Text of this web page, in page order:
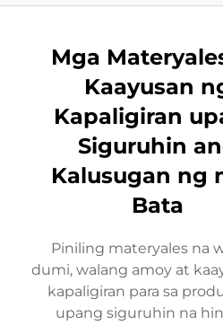
Mga
Kaayusan
Kapaligiran
Siguruhin
Kalusugan ng
Bata
Piniling materyales na
dumi, walang amoy at
kapaligiran para sa
upang siguruhin na